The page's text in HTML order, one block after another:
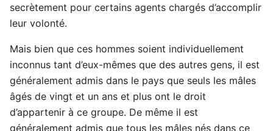
secrètement pour certains agents chargés d’accomplir
leur volonté.
Mais bien que ces hommes soient individuellement
inconnus tant d’eux-mêmes que des autres gens, il est
généralement admis dans le pays que seuls les mâles
âgés de vingt et un ans et plus ont le droit
d’appartenir à ce groupe. De même il est
généralement admis que tous les mâles nés dans ce